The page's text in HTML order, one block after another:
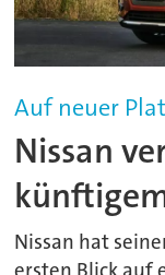
Auf neuer
Nissan
Nissan hat